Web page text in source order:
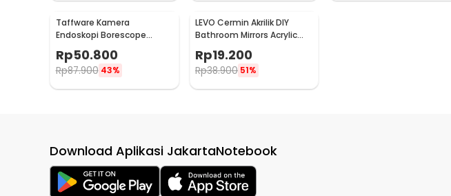
Taffware Kamera
Endoskopi Borescope
Android USB Waterproof
5.5mm - TES-EN-AN99
Rp50.800
Rp87.900 43%
LEVO Cermin Akrilik DIY
Bathroom Mirrors Acrylic
L02
Rp19.200
Rp38.900 51%
Download Aplikasi JakartaNotebook